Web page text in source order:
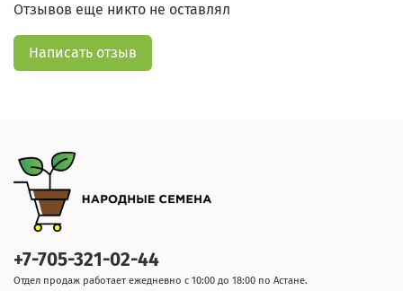
Отзывов еще никто не оставлял
Написать отзыв
+7-705-321-02-44
Отдел продаж работает ежедневно с 10:00 до 18:00 по Астане.